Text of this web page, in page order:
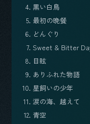
黒い白鳥
最初の晩餐
どんぐり
Sweet & Bitter
目眩
ありふれた物語
星飼いの少年
涙の海、越えて
青空